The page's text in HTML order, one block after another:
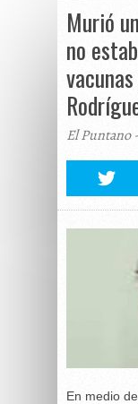
Murió
no
El Puntano
En medio